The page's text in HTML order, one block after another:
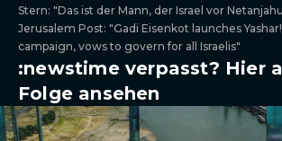
Stern: "Das ist der Mann, der Israel vor
Jerusalem Post: "Gadi Eisenkot launches
campaign, vows to govern for all Israelis"
:newstime verpasst? Hier
Folge ansehen